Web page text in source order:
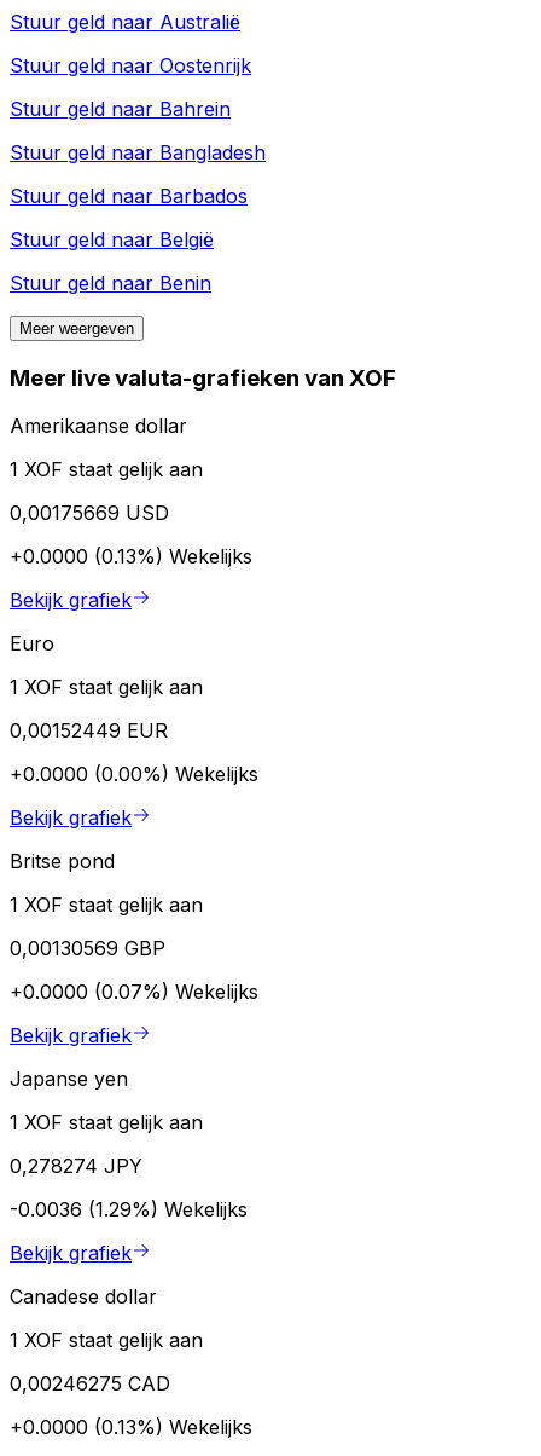
Stuur geld naar Australië
Stuur geld naar Oostenrijk
Stuur geld naar Bahrein
Stuur geld naar Bangladesh
Stuur geld naar Barbados
Stuur geld naar België
Stuur geld naar Benin
Meer weergeven
Meer live valuta-grafieken van XOF
Amerikaanse dollar
1 XOF staat gelijk aan
0,00175669 USD
+0.0000 (0.13%) Wekelijks
Bekijk grafiek
Euro
1 XOF staat gelijk aan
0,00152449 EUR
+0.0000 (0.00%) Wekelijks
Bekijk grafiek
Britse pond
1 XOF staat gelijk aan
0,00130569 GBP
+0.0000 (0.07%) Wekelijks
Bekijk grafiek
Japanse yen
1 XOF staat gelijk aan
0,278274 JPY
-0.0036 (1.29%) Wekelijks
Bekijk grafiek
Canadese dollar
1 XOF staat gelijk aan
0,00246275 CAD
+0.0000 (0.13%) Wekelijks